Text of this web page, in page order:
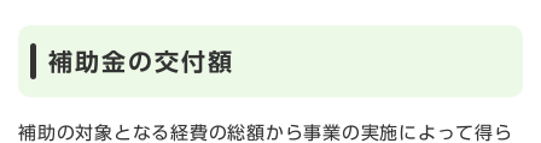
補助金の交付額
補助の対象となる経費の総額から事業の実施によって得ら